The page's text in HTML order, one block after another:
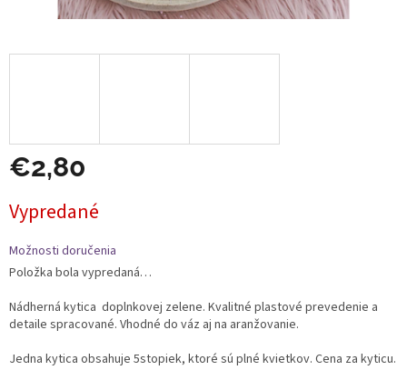
€2,80
cena:
Vypredané
Možnosti doručenia
Položka bola vypredaná…
Nádherná kytica doplnkovej zelene. Kvalitné plastové prevedenie a
detaile spracované. Vhodné do váz aj na aranžovanie.
Jedna kytica obsahuje 5stopiek, ktoré sú plné kvietkov. Cena za kyticu.